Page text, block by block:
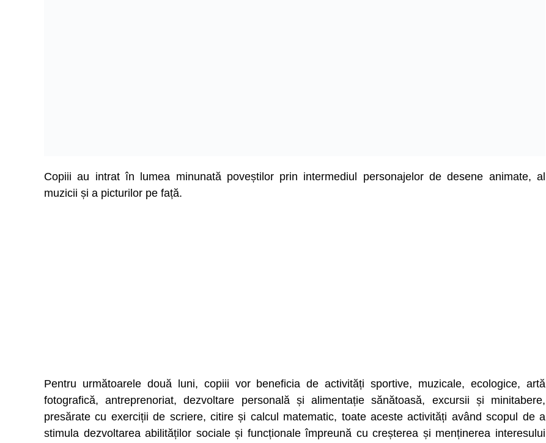
Copiii au intrat în lumea minunată poveștilor prin intermediul personajelor de desene animate, al
muzicii și a picturilor pe față.
Pentru următoarele două luni, copiii vor beneficia de activități sportive, muzicale, ecologice, artă
fotografică, antreprenoriat, dezvoltare personală și alimentație sănătoasă, excursii și minitabere,
presărate cu exerciții de scriere, citire și calcul matematic, toate aceste activități având scopul de a
stimula dezvoltarea abilităților sociale și funcționale împreună cu creșterea și menținerea interesului